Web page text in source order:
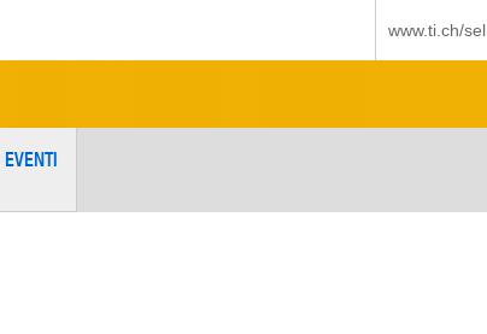
www.ti.ch/sel
EVENTI